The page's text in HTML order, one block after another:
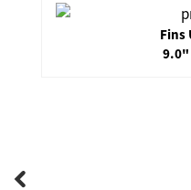
Fins
9.0"